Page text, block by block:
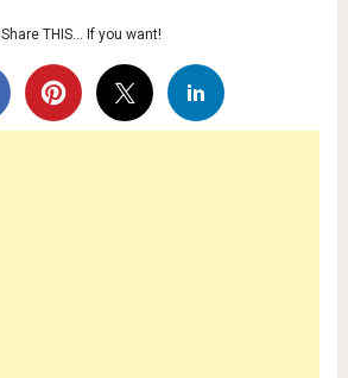
Share THIS… If you want!